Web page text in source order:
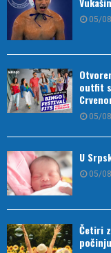
05/
outfit
05/
U
05/
Četiri
počinju